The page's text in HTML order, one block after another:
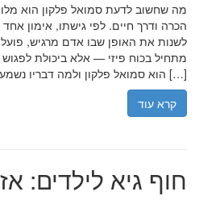
מה שחשוב לדעת סמואל פלקון הוא
הכרה ודרך חיים. לפי גישתו, אימון
לשנות את האופן שבו אדם מרגיש,
מתחיל בכוח פיזי — אלא ביכולת
הוא סמואל פלקון ולמה דבריו נשמעים אחרת? סמואל פלקון […]
קרא עוד
חוף גיא לילדים: